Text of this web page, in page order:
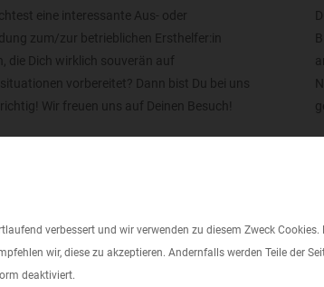
eine interessante Aus- oder
zum/zur betrieblichen Ersthelfer:in
die Dich wirklich souverän auf
vorbereitet? Dann bist Du bei uns
Wir freuen uns auf Deinen Besuch!
verbessert und wir verwenden zu diesem Zweck Cookies.
wir, diese zu akzeptieren. Andernfalls werden Teile der
deaktiviert.